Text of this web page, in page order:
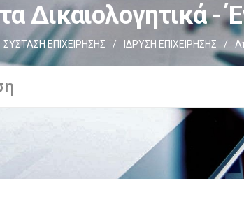
Δικαιολογητικά -
ΣΥΣΤΑΣΗ ΕΠΙΧΕΙΡΗΣΗΣ / ΙΔΡΥΣΗ ΕΠΙΧΕΙΡΗΣΗΣ /